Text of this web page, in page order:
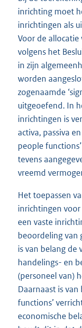
inrichting moet
inrichtingen als
Voor de allocatie
volgens het
in zijn
worden
zogenaamde
uitgeoefend. In
inrichtingen is
activa, passiva
people
tevens
vreemd
Het toepassen
inrichtingen
een vaste
beoordeling van
is van belang de
handelings- en
(personeel van)
Daarnaast is
functions’
economische